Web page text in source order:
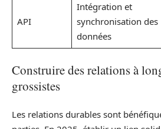
API
Intégration et
synchronisation des
données
Construire des relations à
grossistes
Les relations durables sont